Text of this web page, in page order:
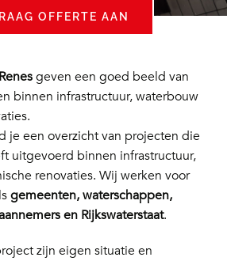
OFFERTE AAN
geven een goed beeld van
binnen infrastructuur, waterbouw
je een overzicht van projecten die
uitgevoerd binnen infrastructuur,
renovaties. Wij werken voor
gemeenten, waterschappen,
en Rijkswaterstaat.
zijn eigen situatie en